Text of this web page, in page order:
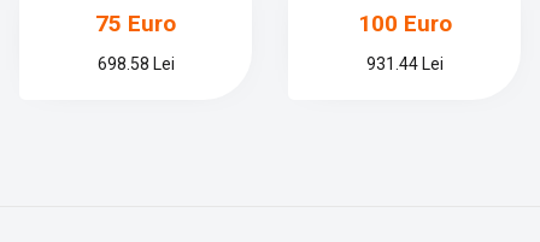
75 Euro
698.58 Lei
100 Euro
931.44 Lei